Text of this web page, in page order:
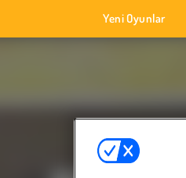
Yeni Oyunlar